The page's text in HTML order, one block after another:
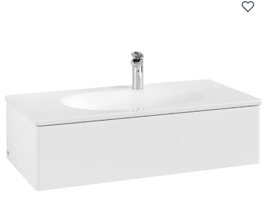
m/vannlås hvit
988x256x493 m/lys
hvit